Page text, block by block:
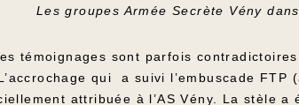
Les groupes Armée Secrète Vény
témoignages sont parfois
qui a suivi l’embuscade
attribuée à l’AS Vény. La stèle